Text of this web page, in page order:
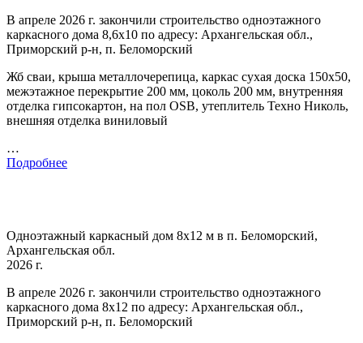
В апреле 2026 г. закончили строительство одноэтажного
каркасного дома 8,6х10 по адресу: Архангельская обл.,
Приморский р-н, п. Беломорский
Жб сваи, крыша металлочерепица, каркас сухая доска 150х50,
межэтажное перекрытие 200 мм, цоколь 200 мм, внутренняя
отделка гипсокартон, на пол OSB, утеплитель Техно Николь,
внешняя отделка виниловый
…
Подробнее
Одноэтажный каркасный дом 8х12 м в п. Беломорский,
Архангельская обл.
2026 г.
В апреле 2026 г. закончили строительство одноэтажного
каркасного дома 8х12 по адресу: Архангельская обл.,
Приморский р-н, п. Беломорский